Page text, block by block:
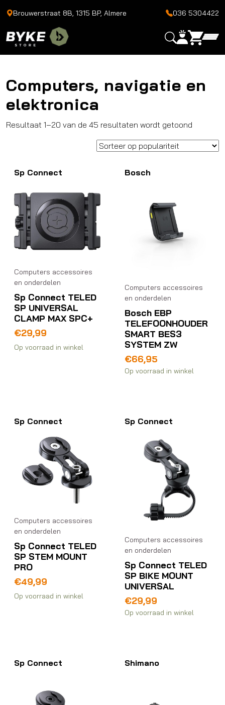
Brouwerstraat 8B, 1315 BP, Almere 036 5304422
Computers, navigatie en
elektronica
Resultaat 1–20 van de 45 resultaten wordt getoond
op
Sp Connect
Computers accessoires
en onderdelen
Sp Connect TELED
SP UNIVERSAL
CLAMP MAX SPC+
€29,99
Op voorraad in winkel
Bosch
Computers accessoires
en onderdelen
Bosch EBP
TELEFOONHOUDER
SMART BES3
SYSTEM ZW
€66,95
Op voorraad in winkel
Sp Connect
Computers accessoires
en onderdelen
Sp Connect TELED
SP STEM MOUNT
PRO
€49,99
Op voorraad in winkel
Sp Connect
Computers accessoires
en onderdelen
Sp Connect TELED
SP BIKE MOUNT
UNIVERSAL
€29,99
Op voorraad in winkel
Sp Connect Shimano